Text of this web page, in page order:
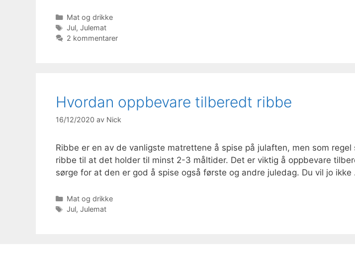
Kategorier
Mat og drikke
Stikkord
Jul, Julemat
2 kommentarer
Hvordan oppbevare tilberedt ribbe
16/12/2020 av Nick
Ribbe er en av de vanligste matrettene å spise på julaften, men som
ribbe til at det holder til minst 2-3 måltider. Det er viktig å oppbevare
sørge for at den er god å spise også første og andre juledag. Du vil jo ikke
Kategorier
Mat og drikke
Stikkord
Jul, Julemat